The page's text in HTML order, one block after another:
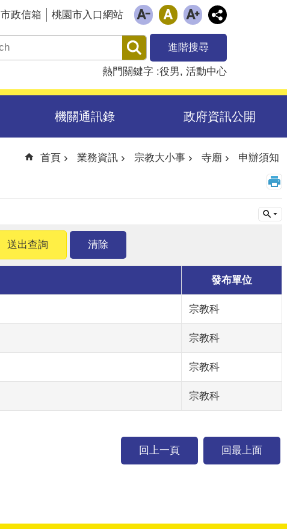
市政信箱 桃園市入口網站
進階搜尋
熱門關鍵字 役男 活動中心
機關通訊錄 政府資訊公開
首頁 業務資訊 宗教大小事 寺廟 申辦須知
發布單位
宗教科
宗教科
宗教科
宗教科
回上一頁 回最上面